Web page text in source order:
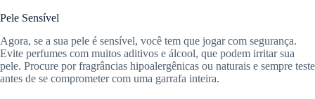
Pele Sensível
Agora, se a sua pele é sensível, você tem que jogar com segurança.
Evite perfumes com muitos aditivos e álcool, que podem irritar sua
pele. Procure por fragrâncias hipoalergênicas ou naturais e sempre teste
antes de se comprometer com uma garrafa inteira.